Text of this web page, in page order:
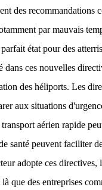
des recommandations
par mauvais
état pour des
ces nouvelles
des héliports. Les
aux situations
aérien rapide
santé peuvent faciliter
adopte ces directives,
que des entreprises